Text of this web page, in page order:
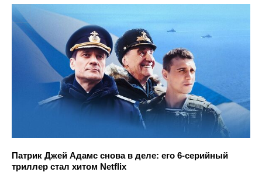
Патрик Джей Адамс снова в деле: его 6-серийный
триллер стал хитом Netflix